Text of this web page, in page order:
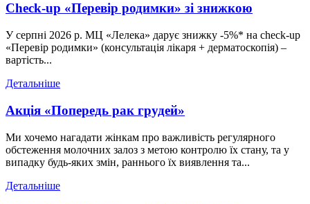
Check-up «Перевір родимки» зі знижкою
У серпні 2026 р. МЦ «Лелека» дарує знижку -5%* на check-up
«Перевір родимки» (консультація лікаря + дерматоскопія) –
вартість...
Детальніше
Акція «Попередь рак грудей»
Ми хочемо нагадати жінкам про важливість регулярного
обстеження молочних залоз з метою контролю їх стану, та у
випадку будь-яких змін, раннього їх виявлення та...
Детальніше